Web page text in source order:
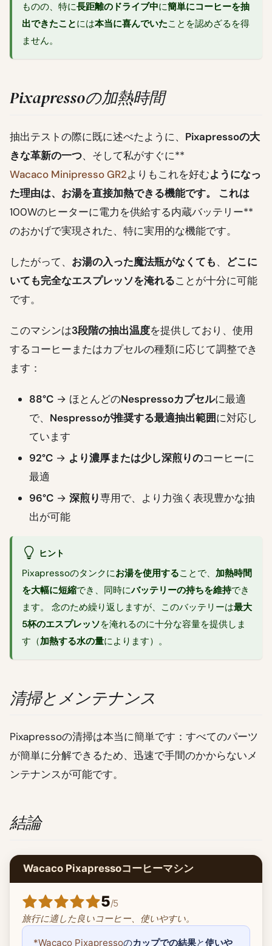
ものの、特に長距離のドライブ中に簡単にコーヒーを抽
出できたことには本当に喜んでいたことを認めざるを得
ません。
Pixapressoの加熱時間
抽出テストの際に既に述べたように、 Pixapressoの大
きな革新の一つ、そして私がすぐに**
Wacaco Minipresso GR2よりもこれを好むようになっ
た理由は、 お湯を直接加熱できる機能です。 これは
100Wのヒーターに電力を供給する内蔵バッテリー**
のおかげで実現された、特に実用的な機能です。
したがって、 お湯の入った魔法瓶がなくても、 どこに
いても完全なエスプレッソを淹れることが十分に可能
です。
このマシンは3段階の抽出温度を提供しており、使用
するコーヒーまたはカプセルの種類に応じて調整でき
ます：
88°C → ほとんどのNespressoカプセルに最適
で、 Nespressoが推奨する最適抽出範囲に対応し
ています
92°C → より濃厚または少し深煎りのコーヒーに
最適
96°C → 深煎り専用で、より力強く表現豊かな抽
出が可能
ヒント
Pixapressoのタンクにお湯を使用することで、 加熱時間
を大幅に短縮でき、同時にバッテリーの持ちを維持でき
ます。 念のため繰り返しますが、このバッテリーは最大
5杯のエスプレッソを淹れるのに十分な容量を提供しま
す（加熱する水の量によります）。
清掃とメンテナンス
Pixapressoの清掃は本当に簡単です：すべてのパーツ
が簡単に分解できるため、迅速で手間のかからないメ
ンテナンスが可能です。
結論
Wacaco Pixapressoコーヒーマシン
5/5
旅行に適した良いコーヒー、使いやすい。
*Wacaco Pixapressoのカップでの結果と使いや